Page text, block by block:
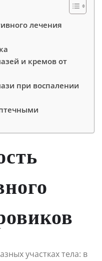
лечения
и кремов от
при воспалении
участках тела: в